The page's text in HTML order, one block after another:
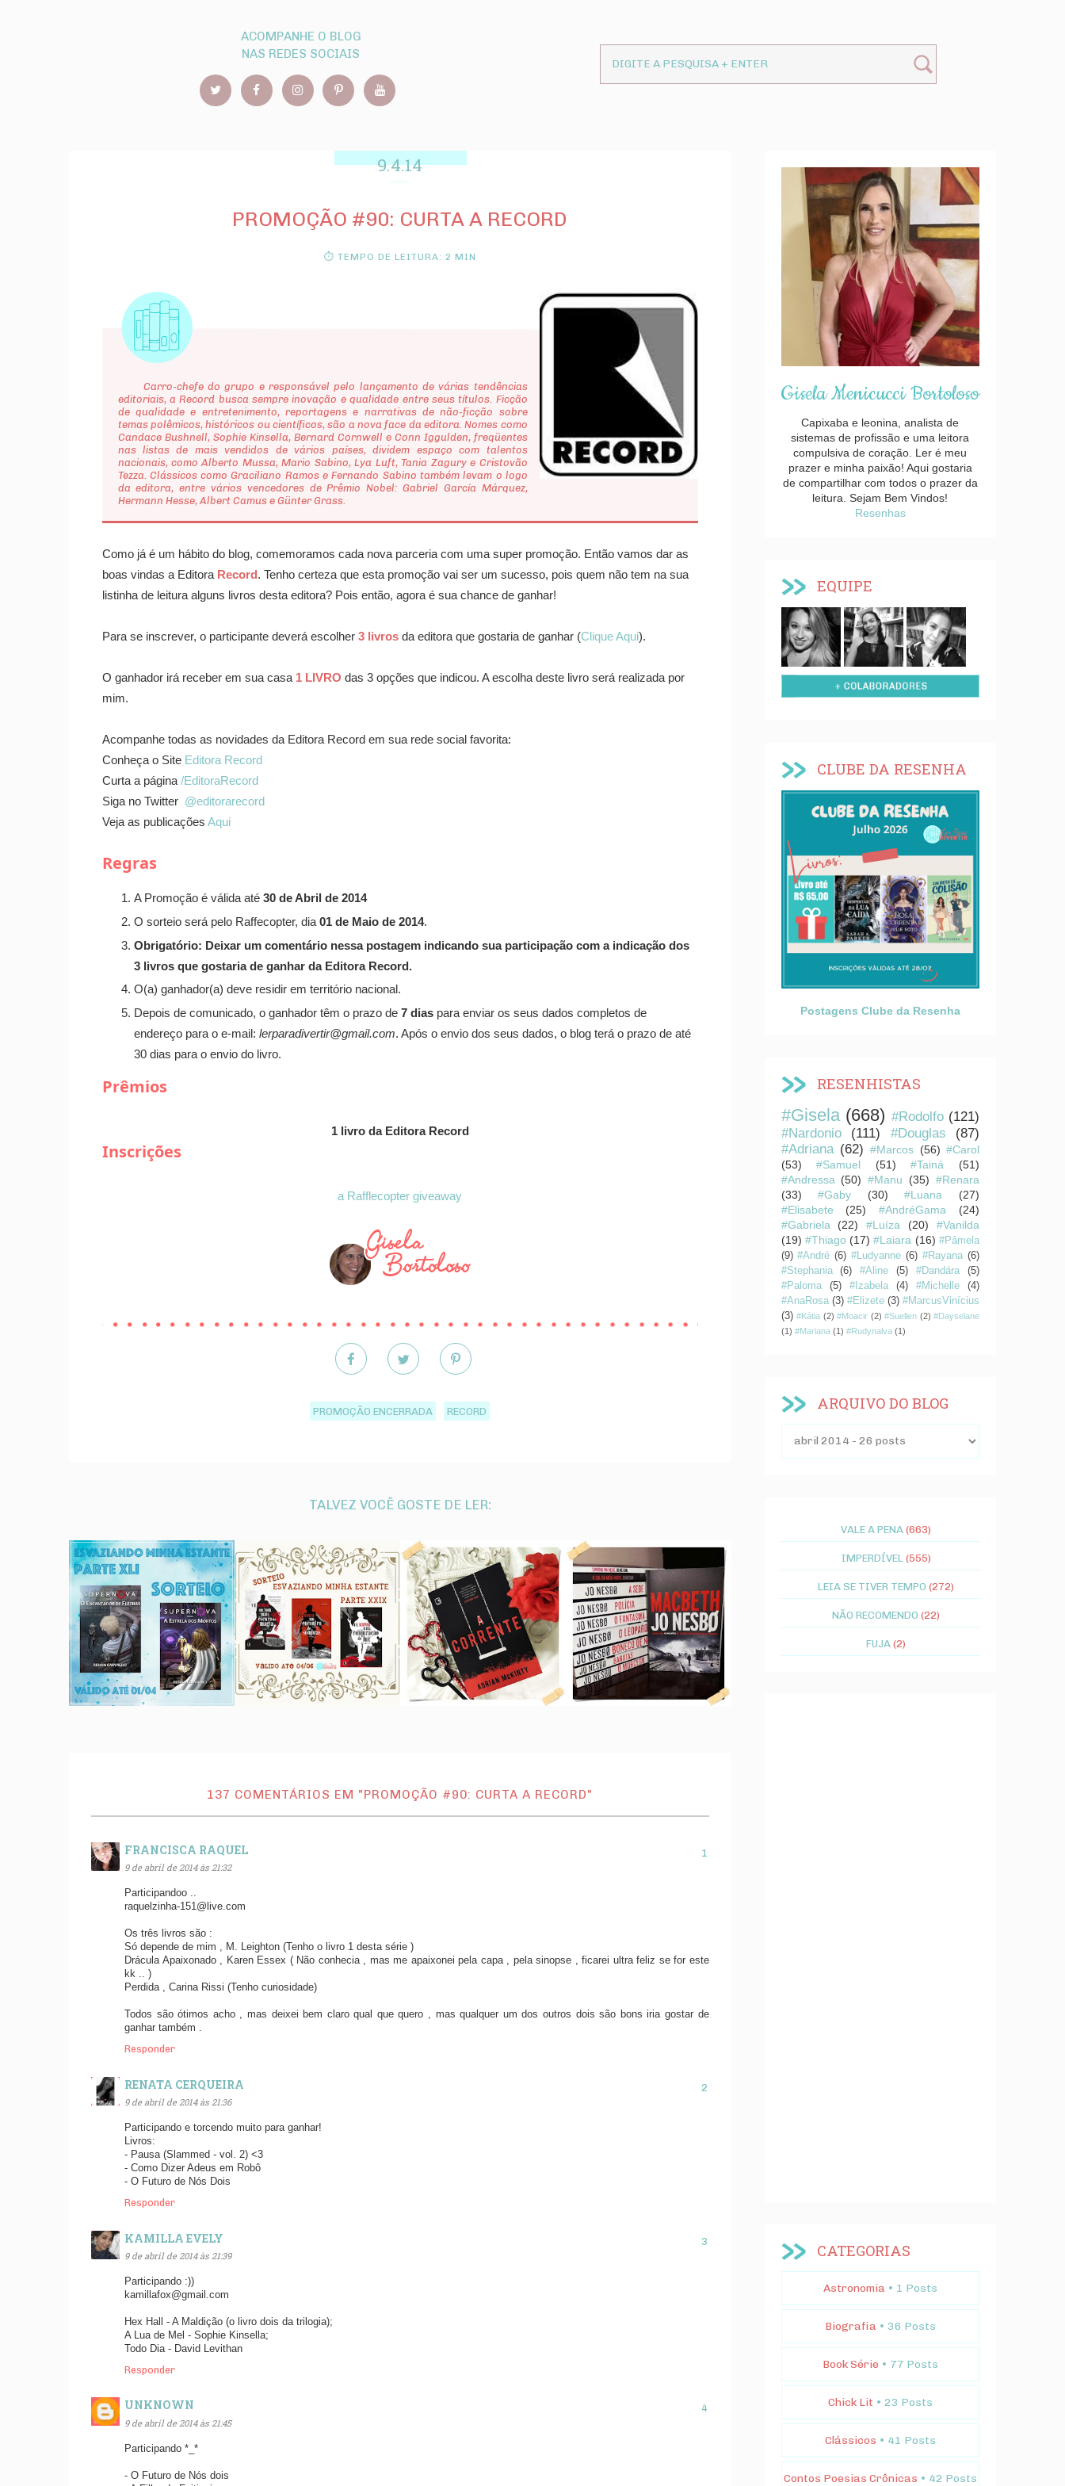
ACOMPANHE O BLOG
NAS REDES SOCIAIS
9.4.14
PROMOÇÃO #90: CURTA A RECORD
⏱ TEMPO DE LEITURA: 2 MIN
Carro-chefe do grupo e responsável pelo lançamento de várias tendências
editoriais, a Record busca sempre inovação e qualidade entre seus títulos. Ficção
de qualidade e entretenimento, reportagens e narrativas de não-ficção sobre
temas polêmicos, históricos ou científicos, são a nova face da editora. Nomes como
Candace Bushnell, Sophie Kinsella, Bernard Cornwell e Conn Iggulden, freqüentes
nas listas de mais vendidos de vários países, dividem espaço com talentos
nacionais, como Alberto Mussa, Mario Sabino, Lya Luft, Tania Zagury e Cristovão
Tezza. Clássicos como Graciliano Ramos e Fernando Sabino também levam o logo
da editora, entre vários vencedores de Prêmio Nobel: Gabriel García Márquez,
Hermann Hesse, Albert Camus e Günter Grass.
Como já é um hábito do blog, comemoramos cada nova parceria com uma super promoção. Então vamos dar as
boas vindas a Editora Record . Tenho certeza que esta promoção vai ser um sucesso, pois quem não tem na sua
listinha de leitura alguns livros desta editora? Pois então, agora é sua chance de ganhar!
Para se inscrever, o participante deverá escolher 3 livros da editora que gostaria de ganhar (Clique Aqui).
O ganhador irá receber em sua casa 1 LIVRO das 3 opções que indicou. A escolha deste livro será realizada por
mim.
Acompanhe todas as novidades da Editora Record em sua rede social favorita:
Conheça o Site Editora Record
Curta a página /EditoraRecord
Siga no Twitter @editorarecord
Veja as publicações Aqui
Regras
A Promoção é válida até 30 de Abril de 2014
O sorteio será pelo Raffecopter, dia 01 de Maio de 2014.
Obrigatório: Deixar um comentário nessa postagem indicando sua participação com a indicação dos
3 livros que gostaria de ganhar da Editora Record.
O(a) ganhador(a) deve residir em território nacional.
Depois de comunicado, o ganhador têm o prazo de 7 dias para enviar os seus dados completos de
endereço para o e-mail: lerparadivertir@gmail.com. Após o envio dos seus dados, o blog terá o prazo de até
30 dias para o envio do livro.
Prêmios
1 livro da Editora Record
Inscrições
a Rafflecopter giveaway
PROMOÇÃO ENCERRADA RECORD
TALVEZ VOCÊ GOSTE DE LER:
137 COMENTÁRIOS EM "PROMOÇÃO #90: CURTA A RECORD"
FRANCISCA RAQUEL
9 de abril de 2014 às 21:32
Participandoo ..
raquelzinha-151@live.com
Os três livros são :
Só depende de mim , M. Leighton (Tenho o livro 1 desta série )
Drácula Apaixonado , Karen Essex ( Não conhecia , mas me apaixonei pela capa , pela sinopse , ficarei ultra feliz se for este
kk .. )
Perdida , Carina Rissi (Tenho curiosidade)
Todos são ótimos acho , mas deixei bem claro qual que quero , mas qualquer um dos outros dois são bons iria gostar de
ganhar também .
Responder
RENATA CERQUEIRA
9 de abril de 2014 às 21:36
Participando e torcendo muito para ganhar!
Livros:
- Pausa (Slammed - vol. 2) <3
- Como Dizer Adeus em Robô
- O Futuro de Nós Dois
Responder
KAMILLA EVELY
9 de abril de 2014 às 21:39
Participando :))
kamillafox@gmail.com
Hex Hall - A Maldição (o livro dois da trilogia);
A Lua de Mel - Sophie Kinsella;
Todo Dia - David Levithan
Responder
UNKNOWN
9 de abril de 2014 às 21:45
Participando *_*
- O Futuro de Nós dois
Gisela Menicucci Bortoloso
Capixaba e leonina, analista de
sistemas de profissão e uma leitora
compulsiva de coração. Ler é meu
prazer e minha paixão! Aqui gostaria
de compartilhar com todos o prazer da
leitura. Sejam Bem Vindos!
Resenhas
EQUIPE
CLUBE DA RESENHA
Postagens Clube da Resenha
RESENHISTAS
#Gisela (668) #Rodolfo (121)
#Nardonio
(111) #Douglas
(87)
#Adriana (62) #Marcos (56) #Carol
(53)
#Samuel (51) #Tainá
(51)
#Andressa (50) #Manu (35) #Renara
(33)
#Gaby (30) #Luana
(27)
#Elisabete
(25) #AndréGama
(24)
#Gabriela
(22) #Luíza (20)
#Vanilda
(19) #Thiago (17) #Laiara (16) #Pâmela
(9) #André (6) #Ludyanne (6) #Rayana (6)
#Stephania
(6) #Aline (5) #Dandára
(5)
#Paloma
(5) #Izabela (4) #Michelle
(4)
#AnaRosa (3) #Elizete (3) #MarcusVinícius
(3) #Kátia (2) #Moacir (2) #Suellen (2) #Dayselane
(1) #Mariana (1) #Rudynalva (1)
ARQUIVO DO BLOG
VALE A PENA (663)
IMPERDÍVEL (555)
LEIA SE TIVER TEMPO (272)
NÃO RECOMENDO (22)
FUJA (2)
CATEGORIAS
Astronomia • 1 Posts
Biografia • 36 Posts
Book Série • 77 Posts
Chick Lit • 23 Posts
Clássicos • 41 Posts
Contos Poesias Crônicas • 42 Posts